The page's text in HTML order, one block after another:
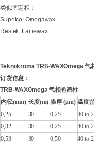
类似固定相：
Supelco: Omegawax
Restek: Famewax
Teknokroma TRB-WAXOmega 气
订货信息：
TRB-WAXOmega 气相色谱柱
内径(mm) 长度(m) 膜厚 (μm) 温度
0,25
30 0,25
40 to
0,32
30 0,25
40 to
0,53
30 0,50 40 to